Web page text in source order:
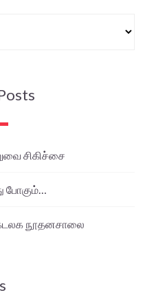
சிகிச்சை
போகும்…
நூதனசாலை